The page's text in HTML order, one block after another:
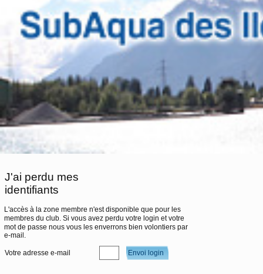
J'ai perdu mes
identifiants
L'accès à la zone membre n'est disponible que pour les
membres du club. Si vous avez perdu votre login et votre
mot de passe nous vous les enverrons bien volontiers par
e-mail.
Votre adresse e-mail Envoi login